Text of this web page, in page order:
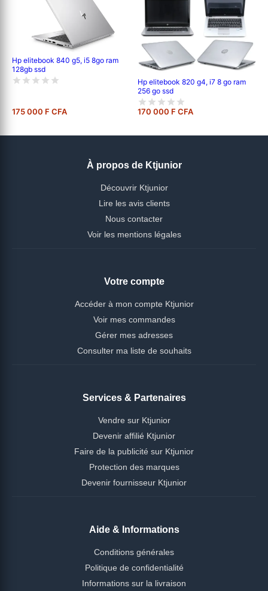
Hp elitebook 840 g5, i5 8go ram
128gb ssd
175 000 F CFA
Hp elitebook 820 g4, i7 8 go ram
256 go ssd
170 000 F CFA
À propos de Ktjunior
Découvrir Ktjunior
Lire les avis clients
Nous contacter
Voir les mentions légales
Votre compte
Accéder à mon compte Ktjunior
Voir mes commandes
Gérer mes adresses
Consulter ma liste de souhaits
Services & Partenaires
Vendre sur Ktjunior
Devenir affilié Ktjunior
Faire de la publicité sur Ktjunior
Protection des marques
Devenir fournisseur Ktjunior
Aide & Informations
Conditions générales
Politique de confidentialité
Informations sur la livraison